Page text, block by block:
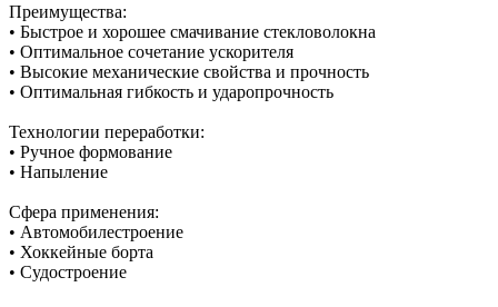
Преимущества:
• Быстрое и хорошее смачивание стекловолокна
• Оптимальное сочетание ускорителя
• Высокие механические свойства и прочность
• Оптимальная гибкость и ударопрочность
Технологии переработки:
• Ручное формование
• Напыление
Сфера применения:
• Автомобилестроение
• Хоккейные борта
• Судостроение